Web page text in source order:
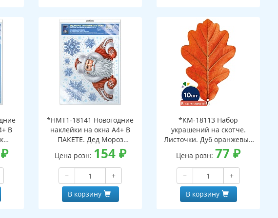
В
₽
*НМТ1-18141 Новогодние
наклейки на окна А4+ В
ПАКЕТЕ. Дед Мороз
заглядывает в окно (видны
с обеих сторон,
многоразовые, в
индивидуальной упаковке,
с европодвесом и клеевым
клапаном)
Цена розн: 154₽
−
+
В корзину
*КМ-18113 Набор
украшений на скотче.
Листочки. Дуб оранжевый
(10 шт. в наборе,
двухсторонняя, ВД-лак)
Цена розн: 77₽
−
+
В корзину